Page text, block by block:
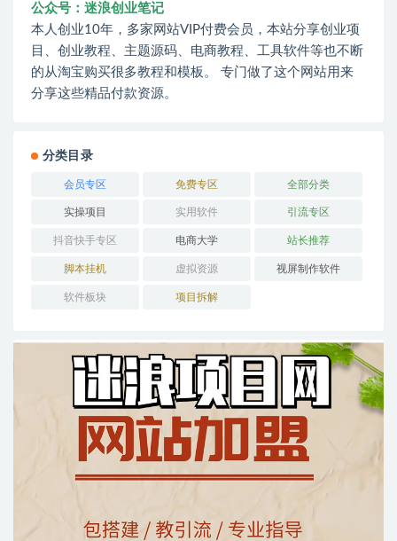
公众号：迷浪创业笔记
本人创业10年，多家网站VIP付费会员，本站分享创业项
目、创业教程、主题源码、电商教程、工具软件等也不断
的从淘宝购买很多教程和模板。 专门做了这个网站用来
分享这些精品付款资源。
分类目录
会员专区 免费专区 全部分类
实操项目 实用软件 引流专区
抖音快手专区 电商大学 站长推荐
脚本挂机 虚拟资源 视屏制作软件
软件板块 项目拆解